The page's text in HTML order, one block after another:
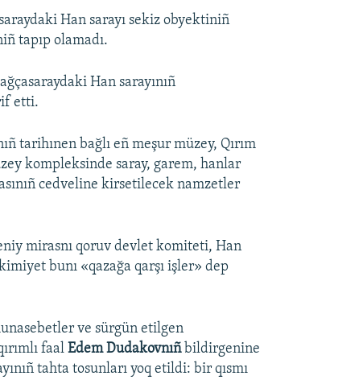
Han sarayı sekiz obyektiniñ
tapıp olamadı.
Han sarayınıñ
etti.
tarihınen bağlı eñ meşur müzey, Qırım
kompleksinde saray, garem, hanlar
cedveline kirsetilecek namzetler
mirasnı qoruv devlet komiteti, Han
bunı «qazağa qarşı işler» dep
ve sürgün etilgen
faalEdem Dudakovnıñbildirgenine
tahta tosunları yoq etildi: bir qısmı